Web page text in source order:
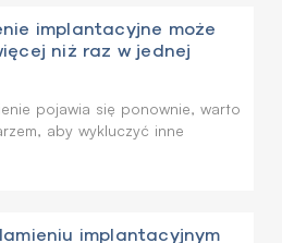
implantacyjne może
niż raz w jednej
pojawia się ponownie, warto
aby wykluczyć inne
implantacyjnym